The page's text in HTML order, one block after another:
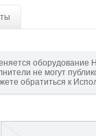
оборудование
не могут
обратиться к